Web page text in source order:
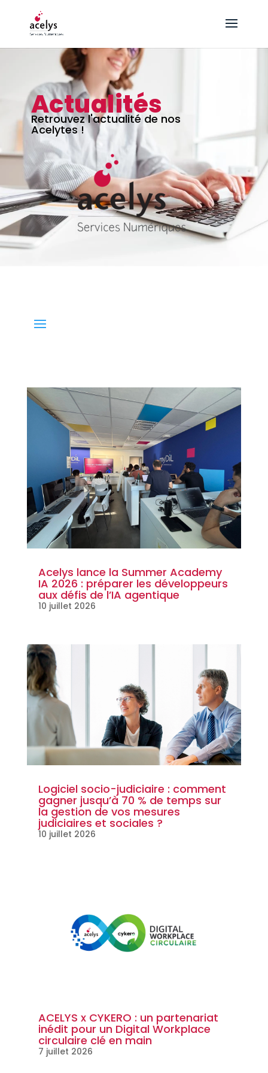
Actualités
Retrouvez l'actualité de nos
Acelytes !
Acelys lance la Summer Academy
IA 2026 : préparer les développeurs
aux défis de l’IA agentique
10 juillet 2026
Logiciel socio-judiciaire : comment
gagner jusqu’à 70 % de temps sur
la gestion de vos mesures
judiciaires et sociales ?
10 juillet 2026
ACELYS x CYKERO : un partenariat
inédit pour un Digital Workplace
circulaire clé en main
7 juillet 2026